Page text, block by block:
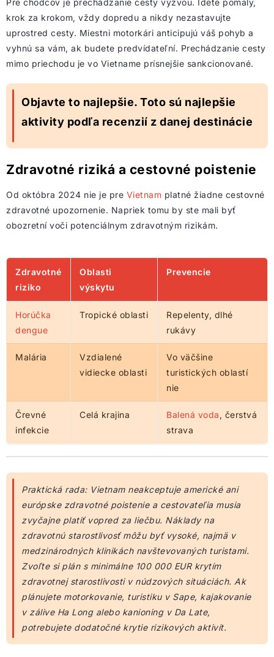
Pre chodcov je prechádzanie cesty výzvou. Idete pomaly,
krok za krokom, vždy dopredu a nikdy nezastavujte
uprostred cesty. Miestni motorkári anticipujú váš pohyb a
vyhnú sa vám, ak budete predvídateľní. Prechádzanie cesty
mimo priechodu je vo Vietname prísnejšie sankcionované.
Objavte to najlepšie. Toto sú najlepšie
aktivity podľa recenzií z danej destinácie
Zdravotné riziká a cestovné poistenie
Od októbra 2024 nie je pre Vietnam platné žiadne cestovné
zdravotné upozornenie. Napriek tomu by ste mali byť
obozretní voči potenciálnym zdravotným rizikám.
Zdravotné
riziko
Oblasti
výskytu
Prevencie
Horúčka
dengue
Tropické oblasti
Repelenty, dlhé
rukávy
Malária
Vzdialené
vidiecke oblasti
Vo väčšine
turistických oblastí
nie
Črevné
infekcie
Celá krajina Balená voda , čerstvá
strava
Praktická rada: Vietnam neakceptuje americké ani
európske zdravotné poistenie a cestovateľia musia
zvyčajne platiť vopred za liečbu. Náklady na
zdravotnú starostlivosť môžu byť vysoké, najmä v
medzinárodných klinikách navštevovaných turistami.
Zvoľte si plán s minimálne 100 000 EUR krytím
zdravotnej starostlivosti v núdzových situáciách. Ak
plánujete motorkovanie, turistiku v Sape, kajakovanie
v zálive Ha Long alebo kanioning v Da Late,
potrebujete dodatočné krytie rizikových aktivít.